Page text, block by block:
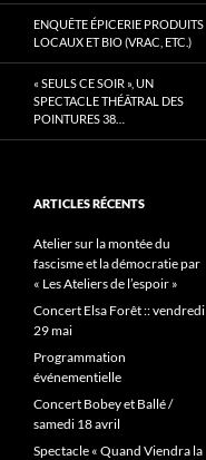
ENQUÊTE ÉPICERIE PRODUITS
LOCAUX ET BIO (VRAC, ETC.)
« SEULS CE SOIR », UN
SPECTACLE THÉÂTRAL DES
POINTURES 38…
ARTICLES RÉCENTS
Atelier sur la montée du
fascisme et la démocratie par
« Les Ateliers de l’espoir »
Concert Elsa Forêt :: vendredi
29 mai
Programmation
événementielle
Concert Bobey et Ballé /
samedi 18 avril
Spectacle « Quand Viendra la